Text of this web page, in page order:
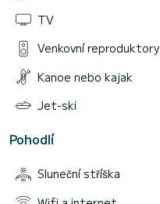
TV
Venkovní reproduktory
Kanoe nebo kajak
Jet-ski
Pohodlí
Sluneční stříška